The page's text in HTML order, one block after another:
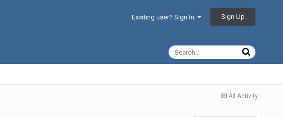
Existing user? Sign In Sign Up
All Activity